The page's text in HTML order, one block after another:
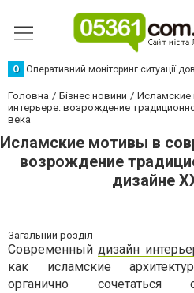
О Оперативний моніторинг ситуації
Головна Бізнес новини
интерьере: возрождение
века
Исламские мотивы в
возрождение
дизайне
Загальний розділ
Современныйдизайн
как исламские
органично сочетаться